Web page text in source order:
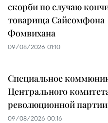
скорби по случаю
товарища Сайсомфона
Фомвихана
09/08/2026 01:10
Специальное
Центрального
революционной
09/08/2026 00:16